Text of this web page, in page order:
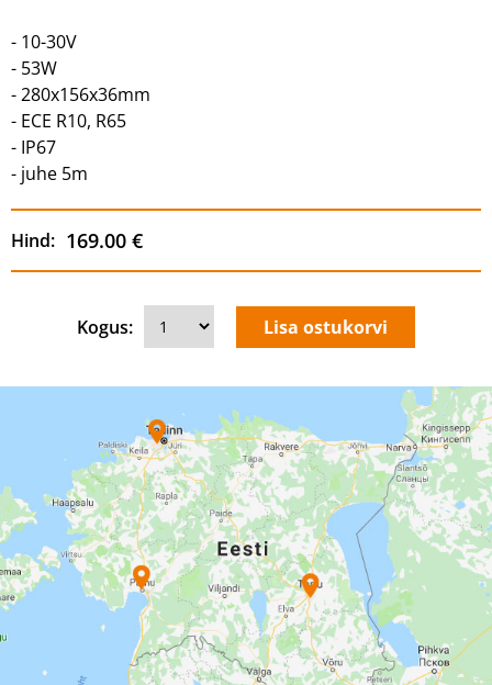
- 10-30V
- 53W
- 280x156x36mm
- ECE R10, R65
- IP67
- juhe 5m
Hind: 169.00 €
Kogus: